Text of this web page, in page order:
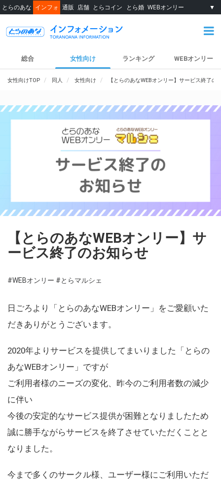
とらのあな インフォ 通販 店舗 とらコイン とら婚 WEBオンリー ▼
総合 女性向け ランキング WEBオンリー
女性向けTOP 同人 女性向け 【とらのあなWEBオンリー】サービス終了の
【とらのあなWEBオンリー】サ
ービス終了のお知らせ
#WEBオンリー #とらマルシェ
日ごろより「とらのあなWEBオンリー」をご愛顧いた
だきありがとうございます。
2020年よりサービスを提供してまいりました「とらの
あなWEBオンリー」ですが
ご利用者様のニーズの変化、昨今のご利用者数の減少
に伴い
今後の安定的なサービス提供が困難となりましたため
誠に勝手ながらサービスを終了させていただくことと
なりました。
今まで多くのサークル様、ユーザー様にご利用いただ